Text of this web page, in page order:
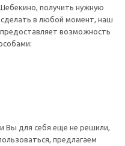
получить нужную
в любой момент, наш
возможность
Вы для себя еще не решили,
предлагаем